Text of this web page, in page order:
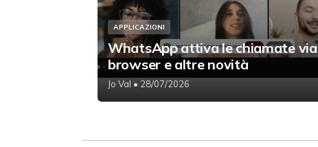
APPLICAZIONI
WhatsApp attiva le chiamate via
browser e altre novità
Jo Val • 28/07/2026